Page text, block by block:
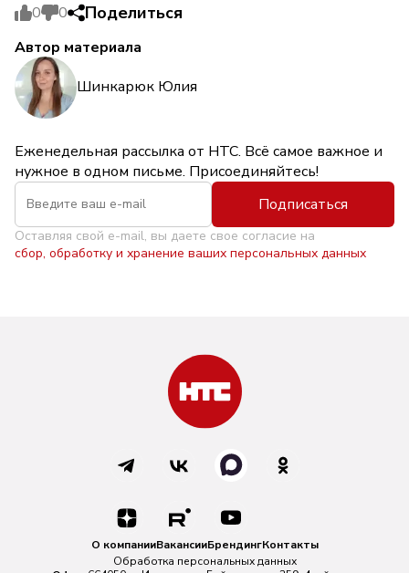
0 0 Поделиться
Автор материала
Шинкарюк Юлия
Еженедельная рассылка от НТС. Всё самое важное и
нужное в одном письме. Присоединяйтесь!
Подписаться
Оставляя свой e-mail, вы даете свое согласие на
сбор, обработку и хранение ваших персональных данных
О компанииВакансииБрендингКонтакты
Обработка персональных данных